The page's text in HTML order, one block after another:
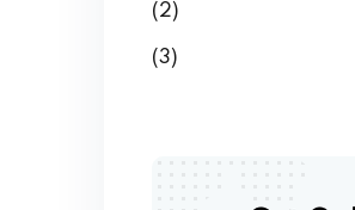
(2)
(3)